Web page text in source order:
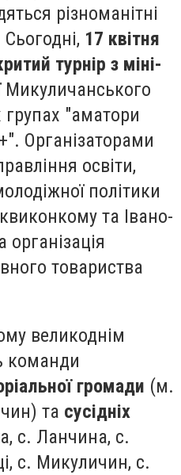
різноманітні
17 квітня
турнір з міні-
Микуличанського
групах "аматори
Організаторами
освіти,
політики
та Івано-
товариства
великоднім
команди
громади (м.
та сусідніх
с. Ланчина, с.
с. Микуличин, с.